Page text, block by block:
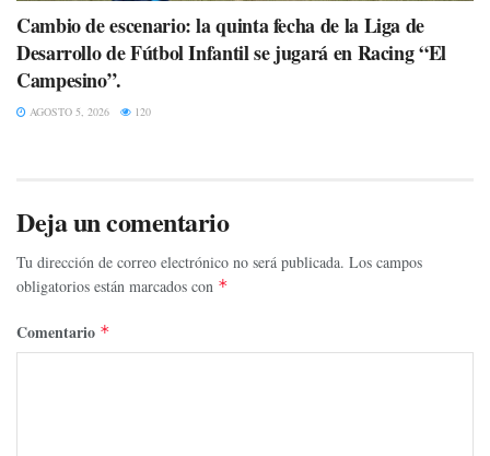
Cambio de escenario: la quinta fecha de la Liga de
Desarrollo de Fútbol Infantil se jugará en Racing “El
Campesino”.
AGOSTO 5, 2026 120
Deja un comentario
Tu dirección de correo electrónico no será publicada. Los campos
obligatorios están marcados con *
Comentario *